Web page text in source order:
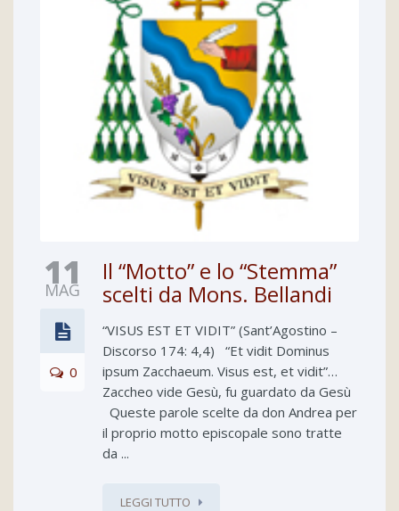
11
MAG
0
Il “Motto” e lo “Stemma”
scelti da Mons. Bellandi
“VISUS EST ET VIDIT” (Sant’Agostino –
Discorso 174: 4,4) “Et vidit Dominus
ipsum Zacchaeum. Visus est, et vidit”…
Zaccheo vide Gesù, fu guardato da Gesù
Queste parole scelte da don Andrea per
il proprio motto episcopale sono tratte
da ...
LEGGI TUTTO